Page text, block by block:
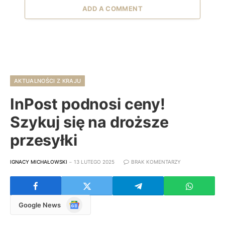
ADD A COMMENT
AKTUALNOŚCI Z KRAJU
InPost podnosi ceny!
Szykuj się na droższe
przesyłki
IGNACY MICHAŁOWSKI 13 LUTEGO 2025 BRAK KOMENTARZY
Google News
Google